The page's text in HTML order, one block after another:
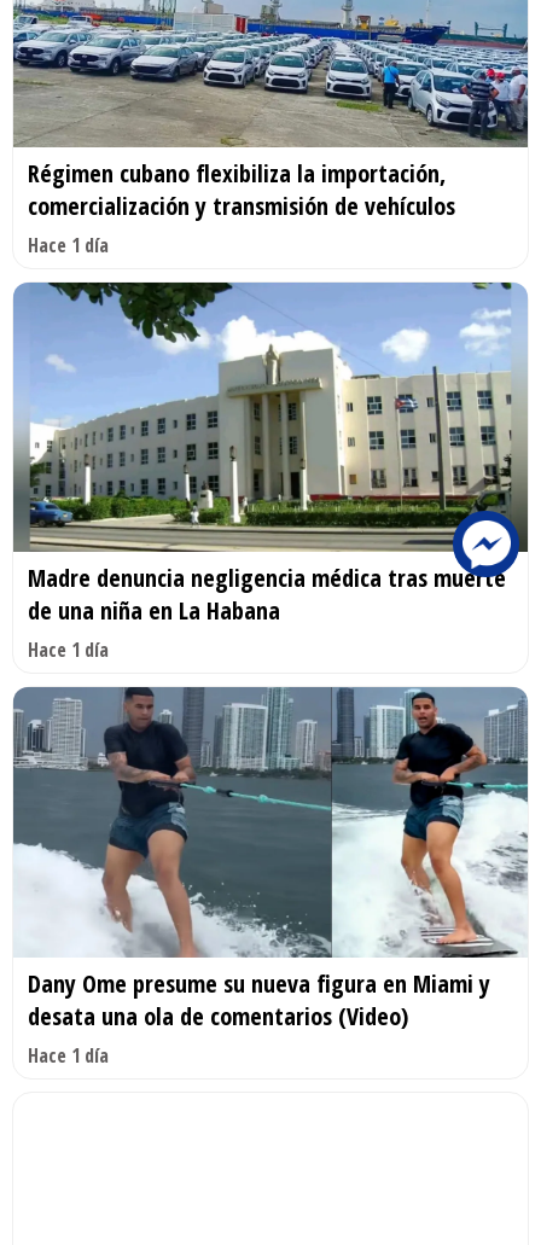
Régimen cubano flexibiliza la importación,
comercialización y transmisión de vehículos
Hace 1 día
Madre denuncia negligencia médica tras muerte
de una niña en La Habana
Hace 1 día
Dany Ome presume su nueva figura en Miami y
desata una ola de comentarios (Video)
Hace 1 día